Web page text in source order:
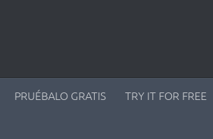
PRUÉBALO GRATIS TRY IT FOR FREE